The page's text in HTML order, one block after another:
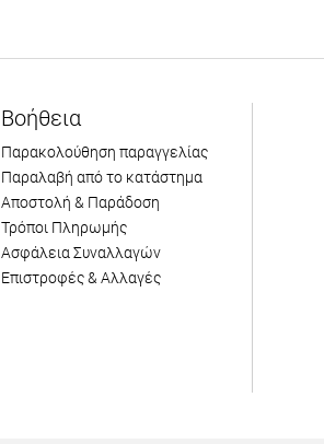
Βοήθεια
Παρακολούθηση παραγγελίας
Παραλαβή από το κατάστημα
Αποστολή & Παράδοση
Τρόποι Πληρωμής
Ασφάλεια Συναλλαγών
Επιστροφές & Αλλαγές